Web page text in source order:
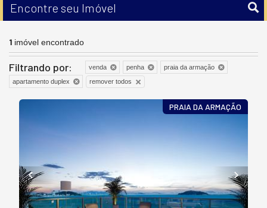
Encontre seu Imóvel
1 imóvel encontrado
Filtrando por: venda penha
praia da armação
apartamento duplex
remover todos
PRAIA DA ARMAÇÃO